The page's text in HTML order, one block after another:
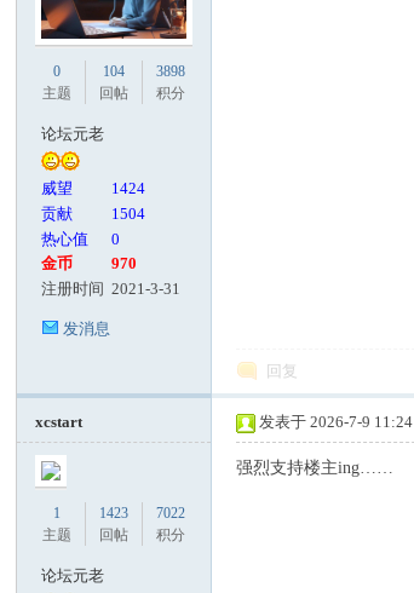
0
主题
104
回帖
3898
积分
论坛元老
威望
1424
贡献
1504
热心值
0
金币
970
注册时间 2021-3-31
发消息
回复
xcstart
1
主题
1423
回帖
7022
积分
论坛元老
发表于 2026-7-9 11:24
强烈支持楼主ing……